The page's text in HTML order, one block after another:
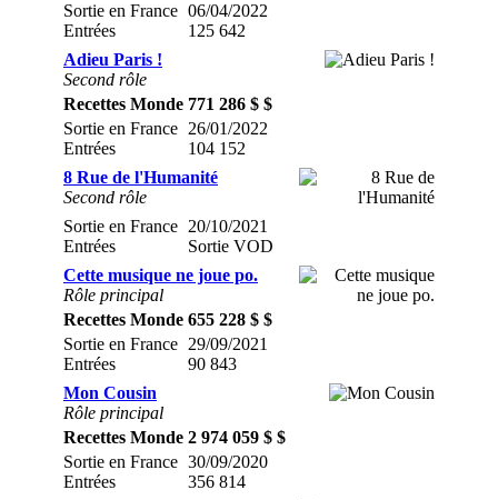
Sortie en France
Entrées
06/04/2022
125 642
Adieu Paris !
Second rôle
Recettes Monde 771 286 $ $
Sortie en France
Entrées
26/01/2022
104 152
8 Rue de l'Humanité
Second rôle
Sortie en France
Entrées
20/10/2021
Sortie VOD
Cette musique ne joue po.
Rôle principal
Recettes Monde 655 228 $ $
Sortie en France
Entrées
29/09/2021
90 843
Mon Cousin
Rôle principal
Recettes Monde 2 974 059 $ $
Sortie en France
Entrées
30/09/2020
356 814